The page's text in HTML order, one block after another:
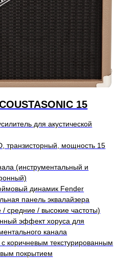
15
для акустической
транзисторный, мощность 15
(инструментальный и
динамик Fender
панель эквалайзера
/ средние / высокие частоты)
эффект хоруса для
канала
с коричневым текстурированным
покрытием